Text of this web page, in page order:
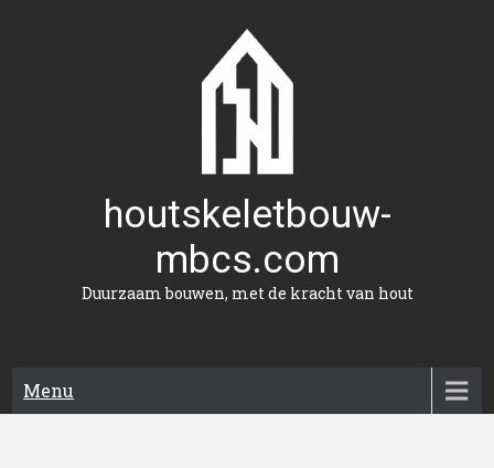
houtskeletbouw-
mbcs.com
Duurzaam bouwen, met de kracht van hout
Menu